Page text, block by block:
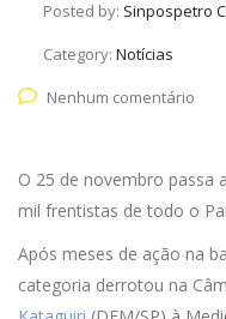
Posted by: Sinpospetro
Category: Notícias
Nenhum comentário
O 25 de novembro passa
mil frentistas de todo o
Após meses de ação na
categoria derrotou na